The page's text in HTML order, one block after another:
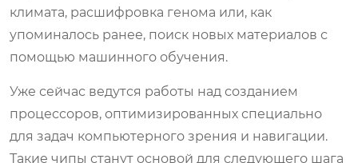
климата, расшифровка генома или, как
упоминалось ранее, поиск новых материалов с
помощью машинного обучения.
Уже сейчас ведутся работы над созданием
процессоров, оптимизированных специально
для задач компьютерного зрения и навигации.
Такие чипы станут основой для следующего шага